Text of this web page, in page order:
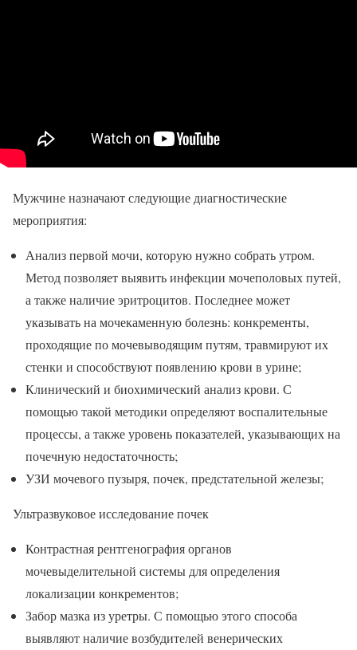
Мужчине назначают следующие диагностические
мероприятия:
Анализ первой мочи, которую нужно собрать утром.
Метод позволяет выявить инфекции мочеполовых путей,
а также наличие эритроцитов. Последнее может
указывать на мочекаменную болезнь: конкременты,
проходящие по мочевыводящим путям, травмируют их
стенки и способствуют появлению крови в урине;
Клинический и биохимический анализ крови. С
помощью такой методики определяют воспалительные
процессы, а также уровень показателей, указывающих на
почечную недостаточность;
УЗИ мочевого пузыря, почек, предстательной железы;
Ультразвуковое исследование почек
Контрастная рентгенография органов
мочевыделительной системы для определения
локализации конкрементов;
Забор мазка из уретры. С помощью этого способа
выявляют наличие возбудителей венерических